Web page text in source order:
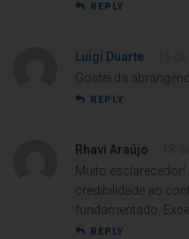
REPLY
Luigi Duarte
Gostei da
REPLY
Rhavi Araújo
Muito
credibilidade ao
fundamentado.
REPLY